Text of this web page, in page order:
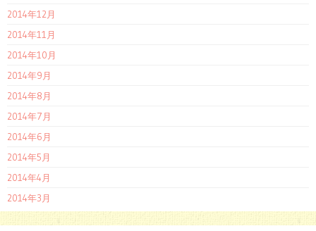
2014年12月
2014年11月
2014年10月
2014年9月
2014年8月
2014年7月
2014年6月
2014年5月
2014年4月
2014年3月